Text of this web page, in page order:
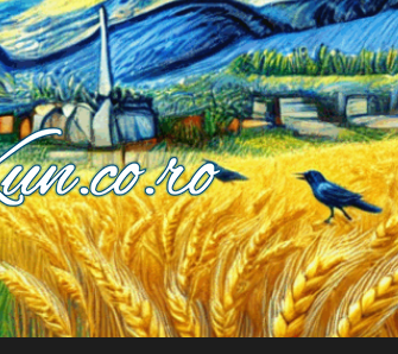
Kuncoro++